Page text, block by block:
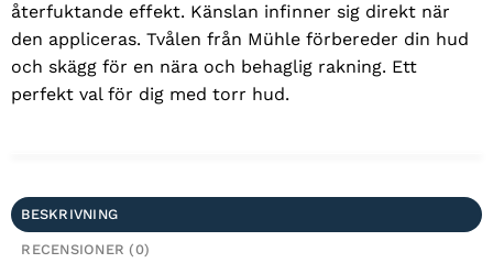
återfuktande effekt. Känslan infinner sig direkt när
den appliceras. Tvålen från Mühle förbereder din hud
och skägg för en nära och behaglig rakning. Ett
perfekt val för dig med torr hud.
BESKRIVNING
RECENSIONER (0)